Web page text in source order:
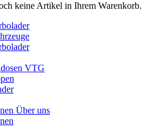
keine Artikel in Ihrem Warenkorb.
VTG
Über uns